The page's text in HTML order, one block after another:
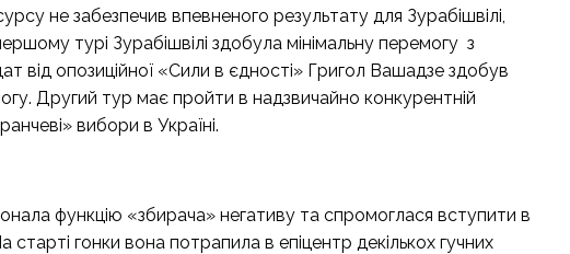
не забезпечив впевненого результату для Зурабішвілі,
турі Зурабішвілі здобула мінімальну перемогу з
від опозиційної «Сили в єдності» Григол Вашадзе здобув
Другий тур має пройти в надзвичайно конкурентній
вибори в Україні.
функцію «збирача» негативу та спромоглася вступити в
гонки вона потрапила в епіцентр декількох гучних